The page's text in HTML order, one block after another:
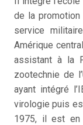
de la
service
Amérique
assistant à la
zootechnie de
ayant intégré
virologie puis
1975, il est en